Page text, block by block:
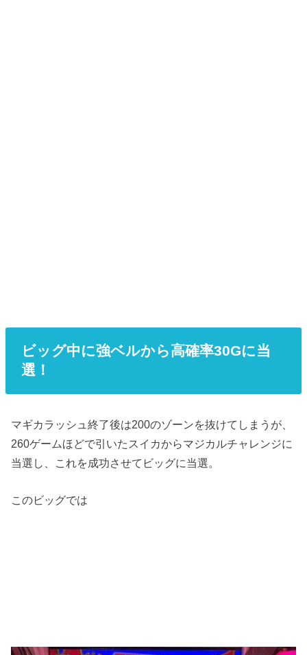
ビッグ中に強ベルから高確率30Gに当
選！
マギカラッシュ終了後は200のゾーンを抜けてしまうが、
260ゲームほどで引いたスイカからマジカルチャレンジに
当選し、これを成功させてビッグに当選。
このビッグでは